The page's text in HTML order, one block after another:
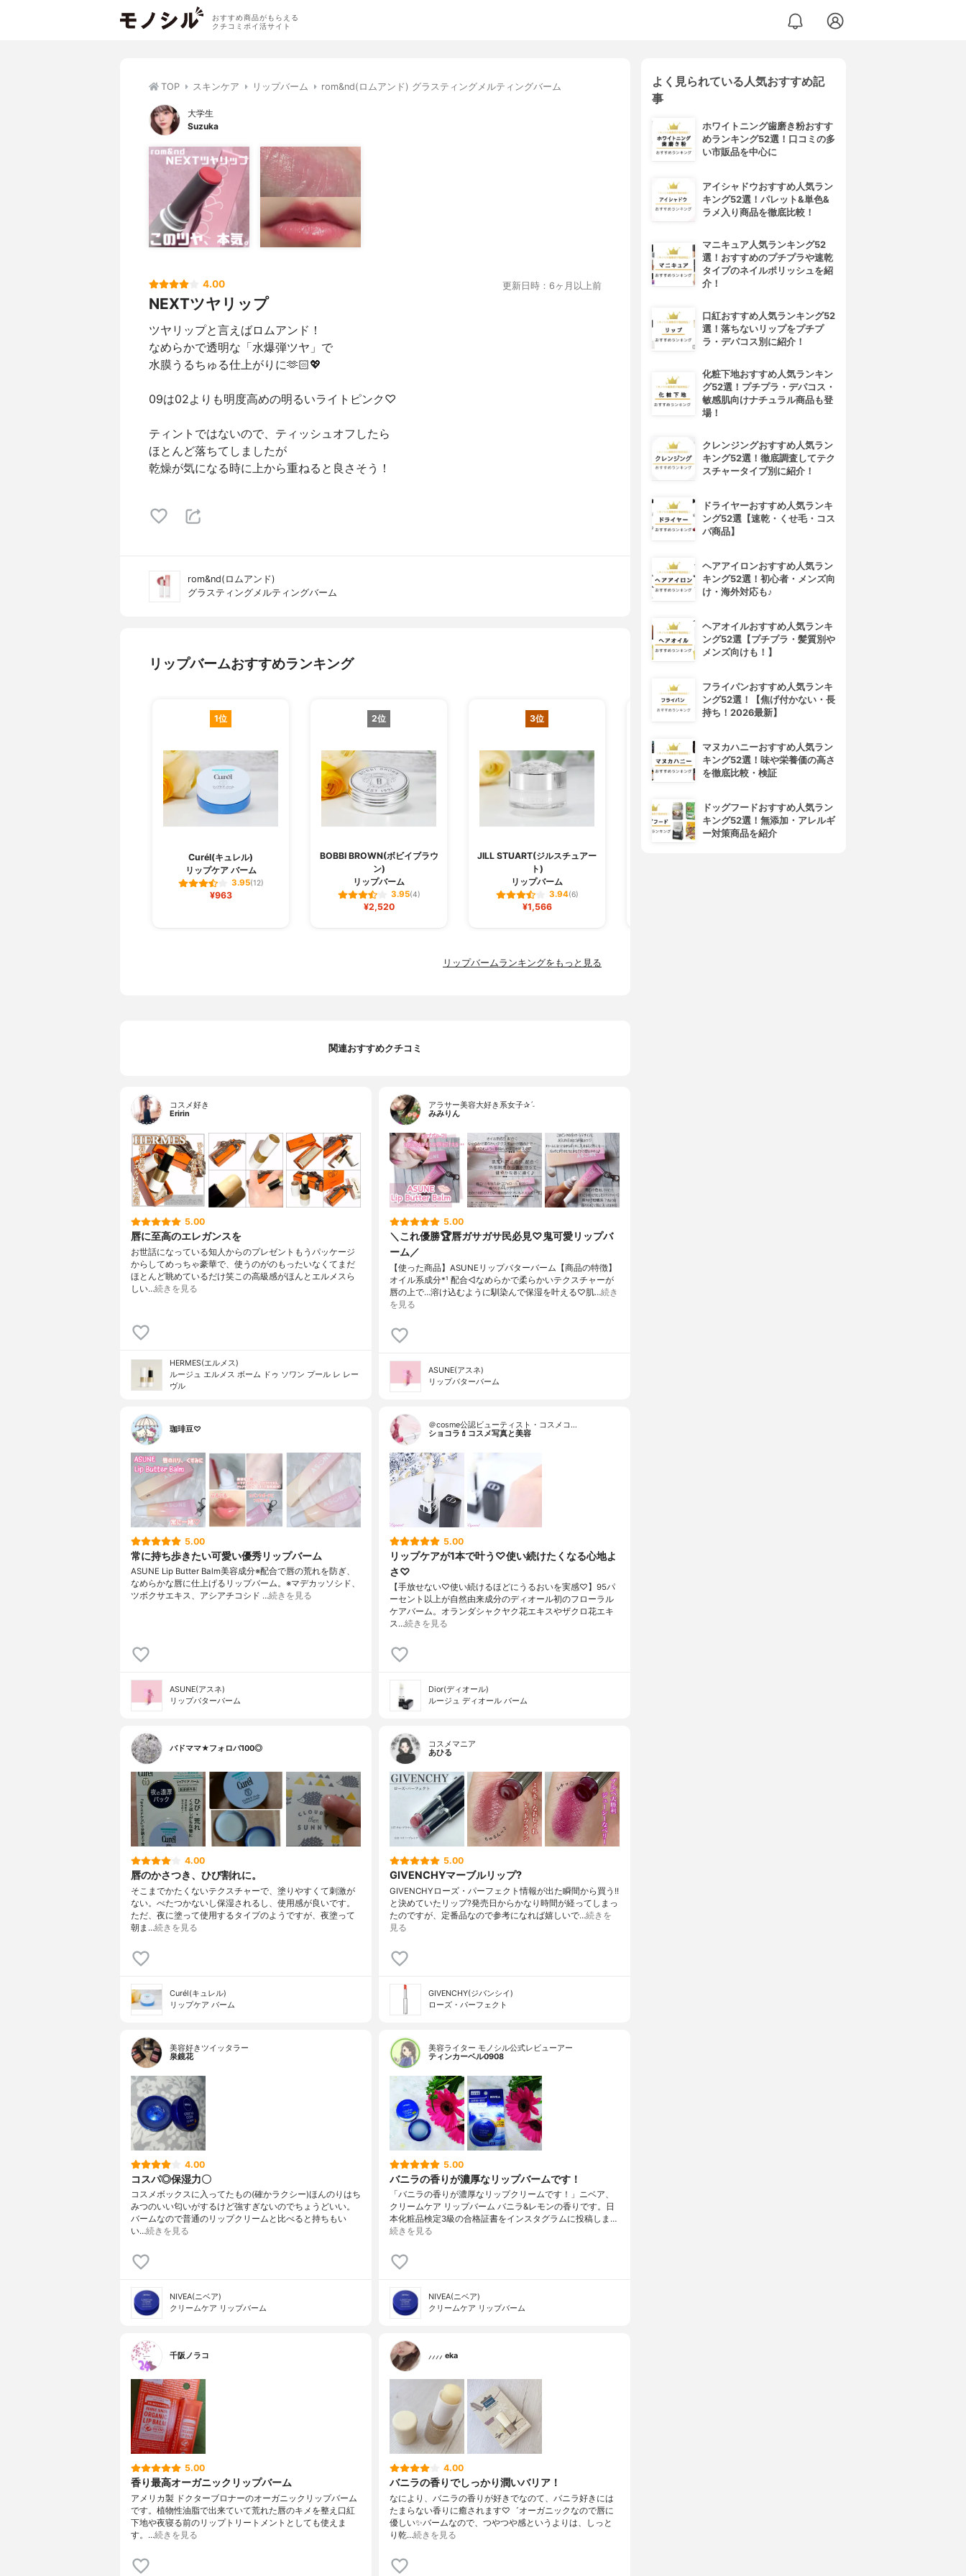
おすすめ商品がもらえる
クチコミポイ活サイト
TOP スキンケア リップバーム rom&nd(ロムアンド) グラスティングメルティングバーム
大学生
Suzuka
4.00 更新日時：6ヶ月以上前
NEXTツヤリップ
ツヤリップと言えばロムアンド！
なめらかで透明な「水爆弾ツヤ」で
水膜うるちゅる仕上がりに🫶🏻💖
09は02よりも明度高めの明るいライトピンク♡
ティントではないので、ティッシュオフしたら
ほとんど落ちてしましたが
乾燥が気になる時に上から重ねると良さそう！
rom&nd(ロムアンド)
グラスティングメルティングバーム
リップバームおすすめランキング
1位
Curél(キュレル)
リップケア バーム
3.95(12)
¥963
2位
BOBBI BROWN(ボビイブラウ
ン)
リップバーム
3.95(4)
¥2,520
3位
JILL STUART(ジルスチュアー
ト)
リップバーム
3.94(6)
¥1,566
リップバームランキングをもっと見る
関連おすすめクチコミ
コスメ好き
Eririn
5.00
唇に至高のエレガンスを
お世話になっている知人からのプレゼントもうパッケージ
からしてめっちゃ豪華で、使うのがのもったいなくてまだ
ほとんど眺めているだけ笑この高級感がほんとエルメスら
しい…続きを見る
HERMES(エルメス)
ルージュ エルメス ボーム ドゥ ソワン プール レ レー
ヴル
アラサー美容大好き系女子✰ˊ˗
みみりん
5.00
＼これ優勝🏆唇ガサガサ民必見♡鬼可愛リップバ
ーム／
【使った商品】ASUNEリップバターバーム【商品の特徴】
オイル系成分*¹ 配合◁なめらかで柔らかいテクスチャーが
唇の上で…溶け込むように馴染んで保湿を叶える♡肌…続き
を見る
ASUNE(アスネ)
リップバターバーム
珈琲豆♡
5.00
常に持ち歩きたい可愛い優秀リップバーム
ASUNE Lip Butter Balm美容成分※配合で唇の荒れを防ぎ、
なめらかな唇に仕上げるリップバーム。※マデカッソシド、
ツボクサエキス、アシアチコシド …続きを見る
ASUNE(アスネ)
リップバターバーム
＠cosme公認ビューティスト・コスメコ…
ショコラ💄コスメ写真と美容
5.00
リップケアが1本で叶う♡使い続けたくなる心地よ
さ♡
【手放せない♡使い続けるほどにうるおいを実感♡】95パ
ーセント以上が自然由来成分のディオール初のフローラル
ケアバーム。オランダシャクヤク花エキスやザクロ花エキ
ス…続きを見る
Dior(ディオール)
ルージュ ディオール バーム
バドママ★フォロバ100◎
4.00
唇のかさつき、ひび割れに。
そこまでかたくないテクスチャーで、塗りやすくて刺激が
ない。べたつかないし保湿されるし、使用感が良いです。
ただ、夜に塗って使用するタイプのようですが、夜塗って
朝ま…続きを見る
Curél(キュレル)
リップケア バーム
コスメマニア
あひる
5.00
GIVENCHYマーブルリップ?
GIVENCHYローズ・パーフェクト情報が出た瞬間から買う!!
と決めていたリップ?発売日からかなり時間が経ってしまっ
たのですが、定番品なので参考になれば嬉しいで…続きを
見る
GIVENCHY(ジバンシイ)
ローズ・パーフェクト
美容好きツイッタラー
泉鏡花
4.00
コスパ◎保湿力〇
コスメボックスに入ってたもの(確かラクシー)ほんのりはち
みつのいい匂いがするけど強すぎないのでちょうどいい。
バームなので普通のリップクリームと比べると持ちもい
い…続きを見る
NIVEA(ニベア)
クリームケア リップバーム
美容ライター モノシル公式レビューアー
ティンカーベル0908
5.00
バニラの香りが濃厚なリップバームです！
「バニラの香りが濃厚なリップクリームです！」ニベア、
クリームケア リップバーム バニラ&レモンの香りです。日
本化粧品検定3級の合格証書をインスタグラムに投稿しま…
続きを見る
NIVEA(ニベア)
クリームケア リップバーム
千阪ノラコ
5.00
香り最高オーガニックリップバーム
アメリカ製 ドクターブロナーのオーガニックリップバーム
です。植物性油脂で出来ていて荒れた唇のキメを整え口紅
下地や夜寝る前のリップトリートメントとしても使えま
す。…続きを見る
⸝⸝⸝⸝ eka
4.00
バニラの香りでしっかり潤いバリア！
なにより、バニラの香りが好きでなのて、バニラ好きには
たまらない香りに癒されます♡゛オーガニックなので唇に
優しい✨バームなので、つやつや感というよりは、しっと
り乾…続きを見る
よく見られている人気おすすめ記
事
ホワイトニング歯磨き粉おすす
めランキング52選！口コミの多
い市販品を中心に
アイシャドウおすすめ人気ラン
キング52選！パレット&単色&
ラメ入り商品を徹底比較！
マニキュア人気ランキング52
選！おすすめのプチプラや速乾
タイプのネイルポリッシュを紹
介！
口紅おすすめ人気ランキング52
選！落ちないリップをプチプ
ラ・デパコス別に紹介！
化粧下地おすすめ人気ランキン
グ52選！プチプラ・デパコス・
敏感肌向けナチュラル商品も登
場！
クレンジングおすすめ人気ラン
キング52選！徹底調査してテク
スチャータイプ別に紹介！
ドライヤーおすすめ人気ランキ
ング52選【速乾・くせ毛・コス
パ商品】
ヘアアイロンおすすめ人気ラン
キング52選！初心者・メンズ向
け・海外対応も♪
ヘアオイルおすすめ人気ランキ
ング52選【プチプラ・髪質別や
メンズ向けも！】
フライパンおすすめ人気ランキ
ング52選！【焦げ付かない・長
持ち！2026最新】
マヌカハニーおすすめ人気ラン
キング52選！味や栄養価の高さ
を徹底比較・検証
ドッグフードおすすめ人気ラン
キング52選！無添加・アレルギ
ー対策商品を紹介